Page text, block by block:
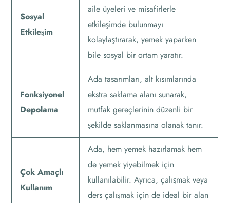
Sosyal
Etkileşim
aile üyeleri ve misafirlerle
etkileşimde bulunmayı
kolaylaştırarak, yemek yaparken
bile sosyal bir ortam yaratır.
Fonksiyonel
Depolama
Ada tasarımları, alt kısımlarında
ekstra saklama alanı sunarak,
mutfak gereçlerinin düzenli bir
şekilde saklanmasına olanak tanır.
Çok Amaçlı
Kullanım
Ada, hem yemek hazırlamak hem
de yemek yiyebilmek için
kullanılabilir. Ayrıca, çalışmak veya
ders çalışmak için de ideal bir alan